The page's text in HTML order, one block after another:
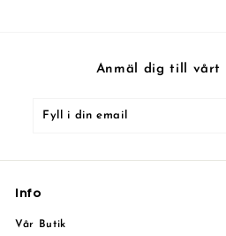
Anmäl dig till vårt
Fyll
email
Prenumerera
Info
Vår Butik